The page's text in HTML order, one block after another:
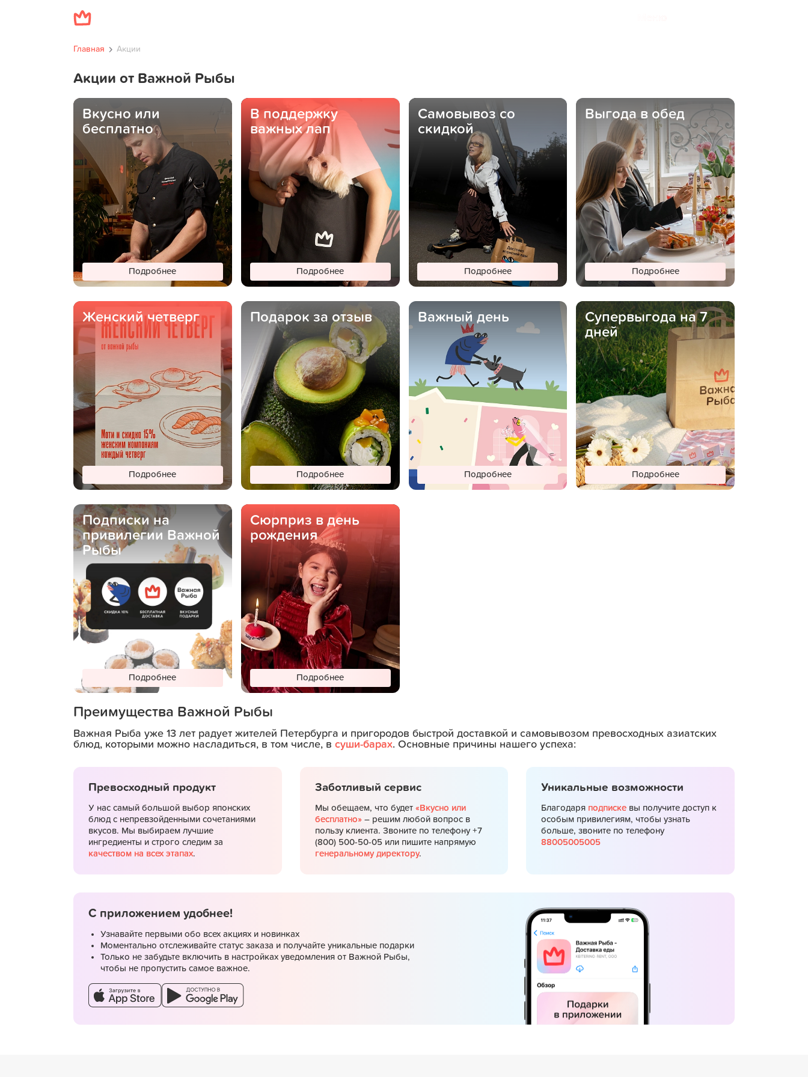
Главная Акции
Акции от Важной Рыбы
Вкусно или
бесплатно
Подробнее
В поддержку
важных лап
Подробнее
Самовывоз со
скидкой
Подробнее
Выгода в обед
Подробнее
Женский четверг
Подробнее
Подарок за отзыв
Подробнее
Важный день
Подробнее
Супервыгода на 7
дней
Подробнее
Подписки на
привилегии Важной
Рыбы
Подробнее
Сюрприз в день
рождения
Подробнее
Преимущества Важной Рыбы
Важная Рыба уже 13 лет радует жителей Петербурга и пригородов быстрой доставкой и самовывозом превосходных азиатских
блюд, которыми можно насладиться, в том числе, в суши-барах. Основные причины нашего успеха:
Превосходный продукт
У нас самый большой выбор японских
блюд с непревзойденными сочетаниями
вкусов. Мы выбираем лучшие
ингредиенты и строго следим за
качеством на всех этапах.
Заботливый сервис
Мы обещаем, что будет «Вкусно или
бесплатно»– решим любой вопрос в
пользу клиента. Звоните по телефону +7
(800) 500-50-05 или пишите напрямую
генеральному директору.
Уникальные возможности
Благодаря подписке вы получите доступ к
особым привилегиям, чтобы узнать
больше, звоните по телефону
88005005005
С приложением удобнее!
Узнавайте первыми обо всех акциях и новинках
Моментально отслеживайте статус заказа и получайте уникальные подарки
Только не забудьте включить в настройках уведомления от Важной Рыбы,
чтобы не пропустить самое важное.